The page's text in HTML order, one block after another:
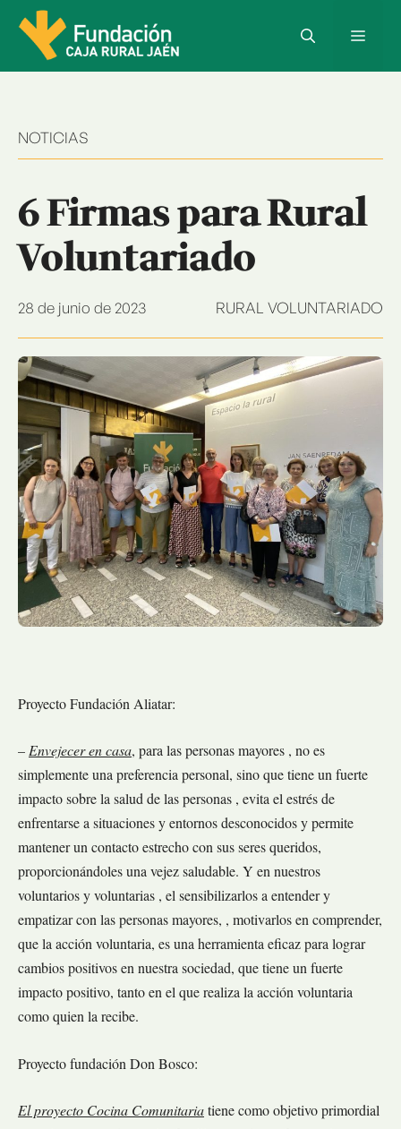
Saltar
contenido
Menú
NOTICIAS
6 Firmas para Rural
Voluntariado
28 de junio de 2023 RURAL VOLUNTARIADO
Proyecto Fundación Aliatar:
–Envejecer en casa, para las personas mayores , no es
simplemente una preferencia personal, sino que tiene un fuerte
impacto sobre la salud de las personas , evita el estrés de
enfrentarse a situaciones y entornos desconocidos y permite
mantener un contacto estrecho con sus seres queridos,
proporcionándoles una vejez saludable. Y en nuestros
voluntarios y voluntarias , el sensibilizarlos a entender y
empatizar con las personas mayores, , motivarlos en comprender,
que la acción voluntaria, es una herramienta eficaz para lograr
cambios positivos en nuestra sociedad, que tiene un fuerte
impacto positivo, tanto en el que realiza la acción voluntaria
como quien la recibe.
Proyecto fundación Don Bosco:
El proyecto Cocina Comunitariatiene como objetivo primordial